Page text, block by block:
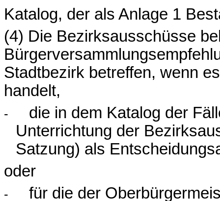
Katalog, der als Anlage 1
(4) Die Bezirksausschüsse
Stadtbezirk betreffen, wenn
handelt,
-
die in dem Katalog der
Unterrichtung der
Satzung) als
oder
-
für die der